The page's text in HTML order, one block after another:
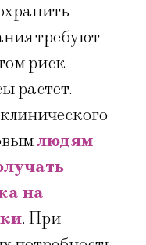
требуют
риск
растет.
людям
на
. При